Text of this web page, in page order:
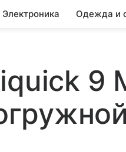
Электроника Одежда и
9